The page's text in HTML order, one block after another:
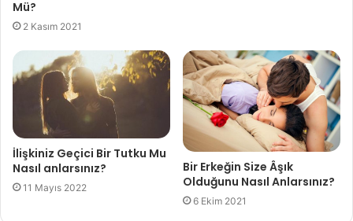
Mü?
2 Kasım 2021
İlişkiniz Geçici Bir Tutku Mu
Nasıl anlarsınız?
11 Mayıs 2022
Bir Erkeğin Size Âşık
Olduğunu Nasıl Anlarsınız?
6 Ekim 2021